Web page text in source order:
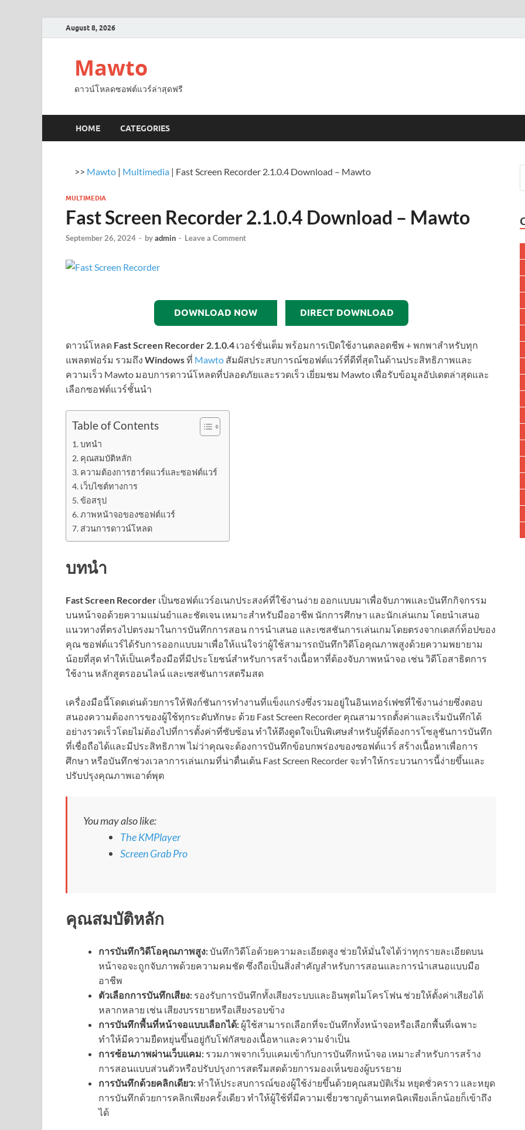
August 8, 2026
Mawto
ดาวน์โหลดซอฟต์แวร์ล่าสุดฟรี
HOME CATEGORIES
>> Mawto | Multimedia | Fast Screen Recorder 2.1.0.4 Download – Mawto
MULTIMEDIA
Fast Screen Recorder 2.1.0.4 Download – Mawto
September 26, 2024 - byadmin - Leave a Comment
DOWNLOAD NOW DIRECT DOWNLOAD
ดาวน์โหลด Fast Screen Recorder 2.1.0.4 เวอร์ชั่นเต็ม พร้อมการเปิดใช้งานตลอดชีพ + พกพาสำหรับทุก
แพลตฟอร์ม รวมถึง Windowsที่ Mawto สัมผัสประสบการณ์ซอฟต์แวร์ที่ดีที่สุดในด้านประสิทธิภาพและ
ความเร็ว Mawto มอบการดาวน์โหลดที่ปลอดภัยและรวดเร็ว เยี่ยมชม Mawto เพื่อรับข้อมูลอัปเดตล่าสุดและ
เลือกซอฟต์แวร์ชั้นนำ
Table of Contents
บทนำ
คุณสมบัติหลัก
ความต้องการฮาร์ดแวร์และซอฟต์แวร์
เว็บไซต์ทางการ
ข้อสรุป
ภาพหน้าจอของซอฟต์แวร์
ส่วนการดาวน์โหลด
บทนำ
Fast Screen Recorder เป็นซอฟต์แวร์อเนกประสงค์ที่ใช้งานง่าย ออกแบบมาเพื่อจับภาพและบันทึกกิจกรรม
บนหน้าจอด้วยความแม่นยำและชัดเจน เหมาะสำหรับมืออาชีพ นักการศึกษา และนักเล่นเกม โดยนำเสนอ
แนวทางที่ตรงไปตรงมาในการบันทึกการสอน การนำเสนอ และเซสชันการเล่นเกมโดยตรงจากเดสก์ท็อปของ
คุณ ซอฟต์แวร์ได้รับการออกแบบมาเพื่อให้แน่ใจว่าผู้ใช้สามารถบันทึกวิดีโอคุณภาพสูงด้วยความพยายาม
น้อยที่สุด ทำให้เป็นเครื่องมือที่มีประโยชน์สำหรับการสร้างเนื้อหาที่ต้องจับภาพหน้าจอ เช่น วิดีโอสาธิตการ
ใช้งาน หลักสูตรออนไลน์ และเซสชันการสตรีมสด
เครื่องมือนี้โดดเด่นด้วยการให้ฟังก์ชันการทำงานที่แข็งแกร่งซึ่งรวมอยู่ในอินเทอร์เฟซที่ใช้งานง่ายซึ่งตอบ
สนองความต้องการของผู้ใช้ทุกระดับทักษะ ด้วย Fast Screen Recorder คุณสามารถตั้งค่าและเริ่มบันทึกได้
อย่างรวดเร็วโดยไม่ต้องไปที่การตั้งค่าที่ซับซ้อน ทำให้ดึงดูดใจเป็นพิเศษสำหรับผู้ที่ต้องการโซลูชันการบันทึก
ที่เชื่อถือได้และมีประสิทธิภาพ ไม่ว่าคุณจะต้องการบันทึกข้อบกพร่องของซอฟต์แวร์ สร้างเนื้อหาเพื่อการ
ศึกษา หรือบันทึกช่วงเวลาการเล่นเกมที่น่าตื่นเต้น Fast Screen Recorder จะทำให้กระบวนการนี้ง่ายขึ้นและ
ปรับปรุงคุณภาพเอาต์พุต
You may also like:
The KMPlayer
Screen Grab Pro
คุณสมบัติหลัก
การบันทึกวิดีโอคุณภาพสูง:บันทึกวิดีโอด้วยความละเอียดสูง ช่วยให้มั่นใจได้ว่าทุกรายละเอียดบน
หน้าจอจะถูกจับภาพด้วยความคมชัด ซึ่งถือเป็นสิ่งสำคัญสำหรับการสอนและการนำเสนอแบบมือ
อาชีพ
ตัวเลือกการบันทึกเสียง: รองรับการบันทึกทั้งเสียงระบบและอินพุตไมโครโฟน ช่วยให้ตั้งค่าเสียงได้
หลากหลาย เช่น เสียงบรรยายหรือเสียงรอบข้าง
การบันทึกพื้นที่หน้าจอแบบเลือกได้: ผู้ใช้สามารถเลือกที่จะบันทึกทั้งหน้าจอหรือเลือกพื้นที่เฉพาะ
ทำให้มีความยืดหยุ่นขึ้นอยู่กับโฟกัสของเนื้อหาและความจำเป็น
การซ้อนภาพผ่านเว็บแคม: รวมภาพจากเว็บแคมเข้ากับการบันทึกหน้าจอ เหมาะสำหรับการสร้าง
การสอนแบบส่วนตัวหรือปรับปรุงการสตรีมสดด้วยการมองเห็นของผู้บรรยาย
การบันทึกด้วยคลิกเดียว:ทำให้ประสบการณ์ของผู้ใช้ง่ายขึ้นด้วยคุณสมบัติเริ่ม หยุดชั่วคราว และหยุด
การบันทึกด้วยการคลิกเพียงครั้งเดียว ทำให้ผู้ใช้ที่มีความเชี่ยวชาญด้านเทคนิคเพียงเล็กน้อยก็เข้าถึง
ได้